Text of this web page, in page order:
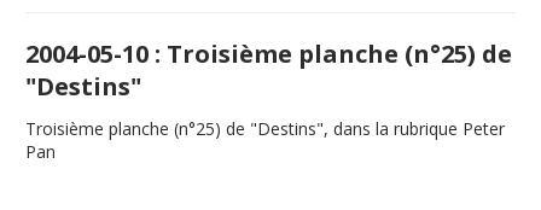
2004-05-10 : Troisième planche (n°25) de
"Destins"
Troisième planche (n°25) de "Destins", dans la rubrique Peter
Pan